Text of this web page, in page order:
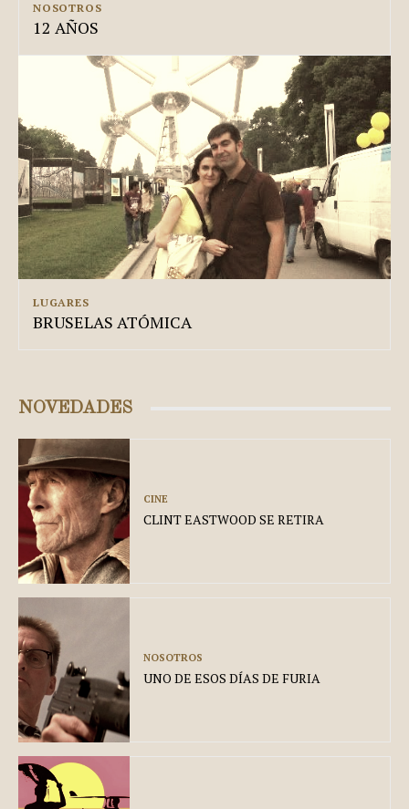
NOSOTROS
12 AÑOS
LUGARES
BRUSELAS ATÓMICA
NOVEDADES
CINE
CLINT EASTWOOD SE RETIRA
NOSOTROS
UNO DE ESOS DÍAS DE FURIA